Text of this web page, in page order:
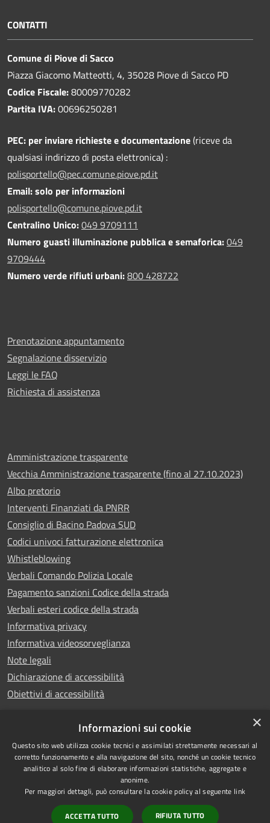
CONTATTI
Comune di Piove di Sacco
Piazza Giacomo Matteotti, 4, 35028 Piove di Sacco PD
Codice Fiscale:80009770282
Partita IVA:00696250281
PEC: per inviare richieste e documentazione(riceve da
qualsiasi indirizzo di posta elettronica) :
polisportello@pec.comune.piove.pd.it
Email: solo per informazioni
polisportello@comune.piove.pd.it
Centralino Unico:049 9709111
Numero guasti illuminazione pubblica e semaforica:049
9709444
Numero verde rifiuti urbani:800 428722
Prenotazione appuntamento
Segnalazione disservizio
Leggi le FAQ
Richiesta di assistenza
Amministrazione trasparente
Vecchia Amministrazione trasparente (fino al 27.10.2023)
Albo pretorio
Interventi Finanziati da PNRR
Consiglio di Bacino Padova SUD
Codici univoci fatturazione elettronica
Whistleblowing
Verbali Comando Polizia Locale
Pagamento sanzioni Codice della strada
Verbali esteri codice della strada
Informativa privacy
Informativa videosorveglianza
Note legali
Dichiarazione di accessibilità
Obiettivi di accessibilità
RSS
Accessibilità
Privacy
Copyright © 2026 • Comune di
Piove di Sacco • Powered by
Municipium•Accesso
redazione
×
Informazioni sui cookie
Questo sito web utilizza cookie tecnici e assimilati strettamente necessari al
corretto funzionamento e alla navigazione del sito, nonché un cookie tecnico
analitico al solo fine di elaborare informazioni statistiche, aggregate e
anonime.
Per maggiori dettagli, può consultare la cookie policy al seguente link
ACCETTA TUTTO RIFIUTA TUTTO